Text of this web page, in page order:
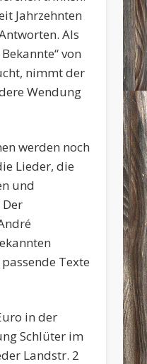
Jahrzehnten
Als
von
nimmt der
Wendung
werden noch
Lieder, die
und
Texte
in der
Schlüter im
Landstr. 2